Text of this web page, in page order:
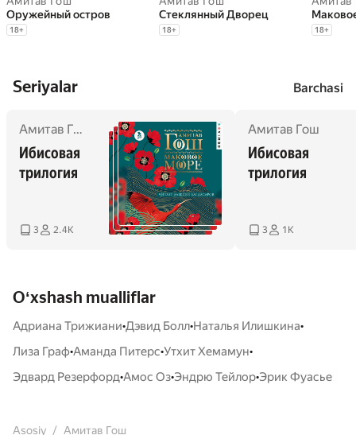
Оружейный остров
18+
Стеклянный Дворец
18+ 18+
Seriyalar Barchasi
Амитав Гош
Ибисовая
трилогия
3 2.4K
Амитав Гош
Ибисовая
трилогия
3 1K
Oʻxshash mualliflar
Адриана Трижиани•Дэвид Болл•Наталья Илишкина•
Лиза Граф•Аманда Питерс•Утхит Хемамун•
Эдвард Резерфорд•Амос Оз•Эндрю Тейлор•Эрик Фуасье
Asosiy Амитав Гош